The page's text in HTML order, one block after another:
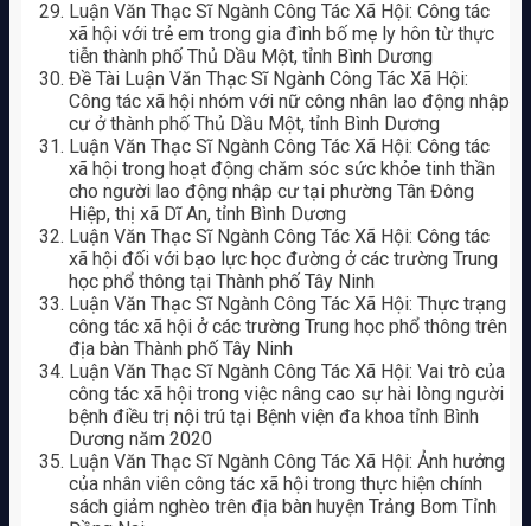
Luận Văn Thạc Sĩ Ngành Công Tác Xã Hội: Công tác
xã hội với trẻ em trong gia đình bố mẹ ly hôn từ thực
tiễn thành phố Thủ Dầu Một, tỉnh Bình Dương
Đề Tài Luận Văn Thạc Sĩ Ngành Công Tác Xã Hội:
Công tác xã hội nhóm với nữ công nhân lao động nhập
cư ở thành phố Thủ Dầu Một, tỉnh Bình Dương
Luận Văn Thạc Sĩ Ngành Công Tác Xã Hội: Công tác
xã hội trong hoạt động chăm sóc sức khỏe tinh thần
cho người lao động nhập cư tại phường Tân Đông
Hiệp, thị xã Dĩ An, tỉnh Bình Dương
Luận Văn Thạc Sĩ Ngành Công Tác Xã Hội: Công tác
xã hội đối với bạo lực học đường ở các trường Trung
học phổ thông tại Thành phố Tây Ninh
Luận Văn Thạc Sĩ Ngành Công Tác Xã Hội: Thực trạng
công tác xã hội ở các trường Trung học phổ thông trên
địa bàn Thành phố Tây Ninh
Luận Văn Thạc Sĩ Ngành Công Tác Xã Hội: Vai trò của
công tác xã hội trong việc nâng cao sự hài lòng người
bệnh điều trị nội trú tại Bệnh viện đa khoa tỉnh Bình
Dương năm 2020
Luận Văn Thạc Sĩ Ngành Công Tác Xã Hội: Ảnh hưởng
của nhân viên công tác xã hội trong thực hiện chính
sách giảm nghèo trên địa bàn huyện Trảng Bom Tỉnh